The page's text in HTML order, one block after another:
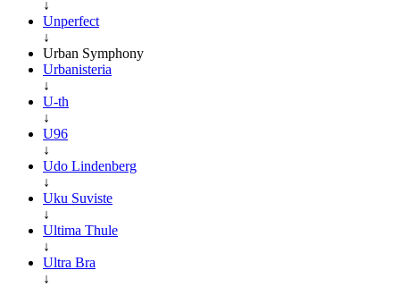
↓
Unperfect
↓
Urban Symphony
Urbanisteria
↓
U-th
↓
U96
↓
Udo Lindenberg
↓
Uku Suviste
↓
Ultima Thule
↓
Ultra Bra
↓